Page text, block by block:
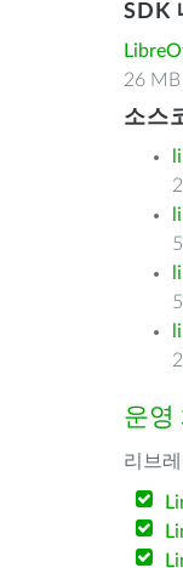
SDK
26 MB
소스
운영
리브